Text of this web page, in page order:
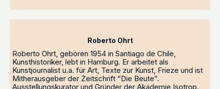
Roberto Ohrt
Roberto Ohrt, geboren 1954 in Santiago de Chile,
Kunsthistoriker, lebt in Hamburg. Er arbeitet als
Kunstjournalist u.a. für Art, Texte zur Kunst, Frieze und ist
Mitherausgeber der Zeitschrift “Die Beute”.
Ausstellungskurator und Gründer der Akademie Isotrop.